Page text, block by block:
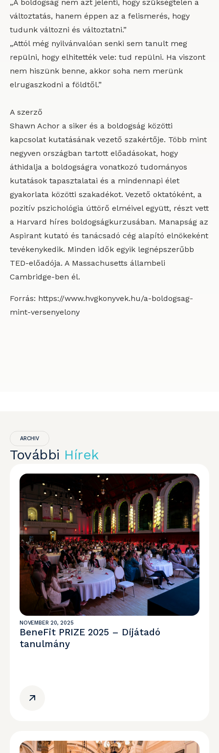
„A boldogság nem azt jelenti, hogy szükségtelen a
változtatás, hanem éppen az a felismerés, hogy
tudunk változni és változtatni.”
„Attól még nyilvánvalóan senki sem tanult meg
repülni, hogy elhitették vele: tud repülni. Ha viszont
nem hiszünk benne, akkor soha nem merünk
elrugaszkodni a földtől.”
A szerző
Shawn Achor a siker és a boldogság közötti
kapcsolat kutatásának vezető szakértője. Több mint
negyven országban tartott előadásokat, hogy
áthidalja a boldogságra vonatkozó tudományos
kutatások tapasztalatai és a mindennapi élet
gyakorlata közötti szakadékot. Vezető oktatóként, a
pozitív pszichológia úttörő elméivel együtt, részt vett
a Harvard híres boldogságkurzusában. Manapság az
Aspirant kutató és tanácsadó cég alapító elnökeként
tevékenykedik. Minden idők egyik legnépszerűbb
TED-előadója. A Massachusetts állambeli
Cambridge-ben él.
Forrás: https://www.hvgkonyvek.hu/a-boldogsag-
mint-versenyelony
ARCHIV
További Hírek
NOVEMBER 20, 2025
BeneFit PRIZE 2025 – Díjátadó
tanulmány